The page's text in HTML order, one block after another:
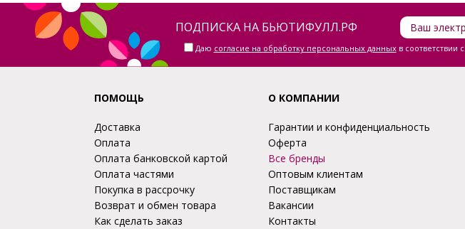
ПОДПИСКА НА БЬЮТИФУЛЛ.РФ
Даю согласие на обработку персональных данныхв соответствии с
ПОМОЩЬ
Доставка
Оплата
Оплата банковской картой
Оплата частями
Покупка в рассрочку
Возврат и обмен товара
Как сделать заказ
О КОМПАНИИ
Гарантии и конфиденциальность
Оферта
Все бренды
Оптовым клиентам
Поставщикам
Вакансии
Контакты